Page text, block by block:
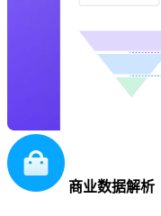
商业数据解析